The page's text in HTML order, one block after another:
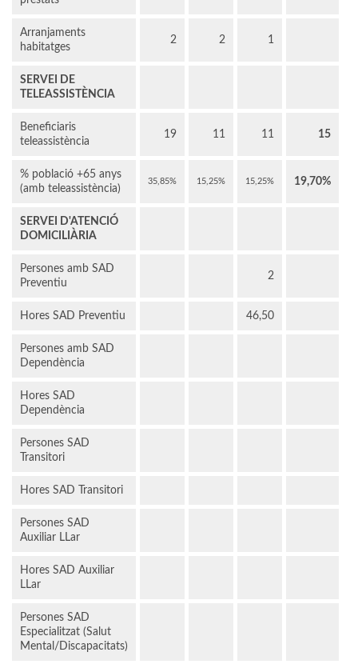
Arranjaments
habitatges
2 2 1
SERVEI DE
TELEASSISTÈNCIA
Beneficiaris
teleassistència
19 11 11 15
% població +65 anys
(amb teleassistència)
35,85% 15,25% 15,25% 19,70%
SERVEI D'ATENCIÓ
DOMICILIÀRIA
Persones amb SAD
Preventiu
2
Hores SAD Preventiu 46,50
Persones amb SAD
Dependència
Hores SAD
Dependència
Persones SAD
Transitori
Hores SAD Transitori
Persones SAD
Auxiliar LLar
Hores SAD Auxiliar
LLar
Persones SAD
Especialitzat (Salut
Mental/Discapacitats)